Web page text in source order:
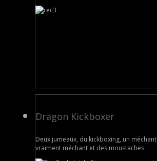
Dragon Kickboxer
Deux jumeaux, du kickboxing, un méchant
vraiment méchant et des moustaches.